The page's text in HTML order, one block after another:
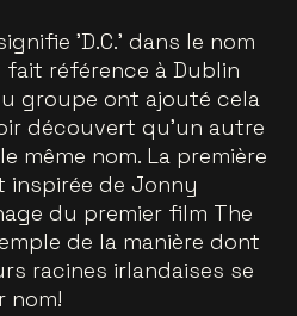
'D.C.' dans le nom
fait référence à Dublin
groupe ont ajouté cela
découvert qu’un autre
même nom. La première
inspirée de Jonny
du premier film The
de la manière dont
racines irlandaises se
nom!